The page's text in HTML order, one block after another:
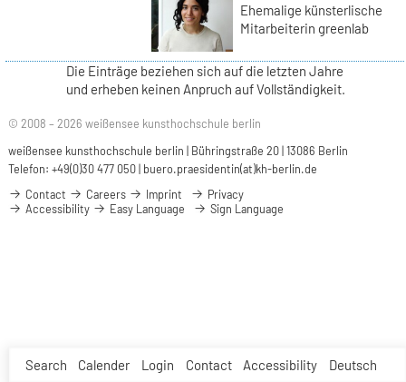
Search Calender Login Contact Accessibility Deutsch
Ehemalige künsterlische
Mitarbeiterin greenlab
Die Einträge beziehen sich auf die letzten Jahre
und erheben keinen Anpruch auf Vollständigkeit.
© 2008 – 2026 weißensee kunsthochschule berlin
weißensee kunsthochschule berlin | Bühringstraße 20 | 13086 Berlin
Telefon: +49(0)30 477 050 | buero.praesidentin(at)kh-berlin.de
Contact
Careers Imprint
Privacy
Accessibility
Easy Language Sign Language